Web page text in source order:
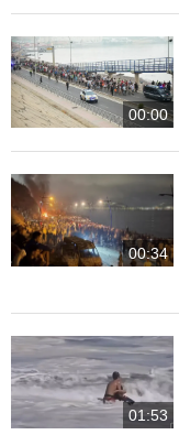
00:00
00:34
01:53